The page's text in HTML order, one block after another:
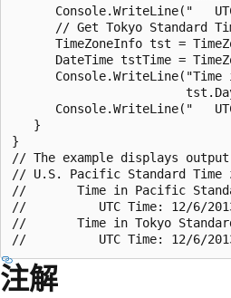
Console.WriteLine("
// Get Tokyo Standard
TimeZoneInfo tst =
DateTime tstTime =
Console.WriteLine("Time
Console.WriteLine("
   }
}
// The example displays
// U.S. Pacific Standard Time
//       Time in Pacific
//          UTC Time: 12/6/
//       Time in Tokyo Standard
注解